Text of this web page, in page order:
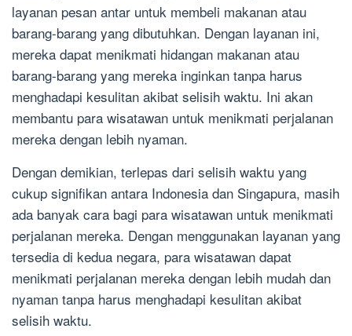
layanan pesan antar untuk membeli makanan atau
barang-barang yang dibutuhkan. Dengan layanan ini,
mereka dapat menikmati hidangan makanan atau
barang-barang yang mereka inginkan tanpa harus
menghadapi kesulitan akibat selisih waktu. Ini akan
membantu para wisatawan untuk menikmati perjalanan
mereka dengan lebih nyaman.
Dengan demikian, terlepas dari selisih waktu yang
cukup signifikan antara Indonesia dan Singapura, masih
ada banyak cara bagi para wisatawan untuk menikmati
perjalanan mereka. Dengan menggunakan layanan yang
tersedia di kedua negara, para wisatawan dapat
menikmati perjalanan mereka dengan lebih mudah dan
nyaman tanpa harus menghadapi kesulitan akibat
selisih waktu.